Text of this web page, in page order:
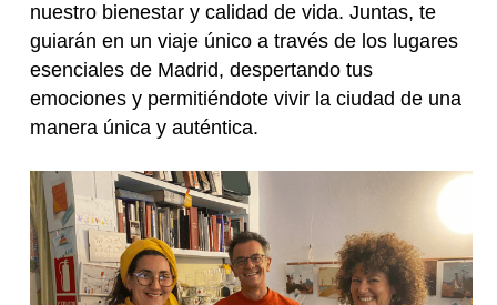
nuestro bienestar y calidad de vida. Juntas, te
guiarán en un viaje único a través de los lugares
esenciales de Madrid, despertando tus
emociones y permitiéndote vivir la ciudad de una
manera única y auténtica.